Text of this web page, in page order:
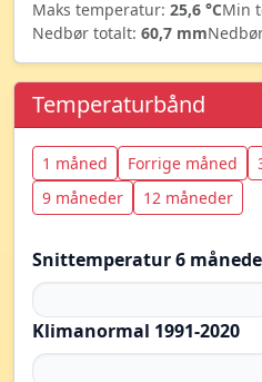
Maks temperatur: 25,6 °CMin
Nedbør totalt: 60,7 mm
Temperaturbånd
1 måned Forrige måned
9 måneder
12 måneder
Snittemperatur 6
Klimanormal 1991-2020